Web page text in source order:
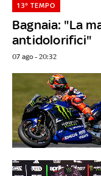
Bagnaia: "La
antidolorifici"
13° TEMPO
07 ago - 20:32